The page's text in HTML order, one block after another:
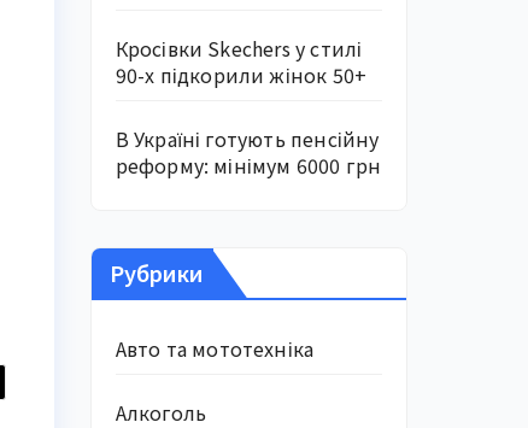
Кросівки Skechers у стилі
90-х підкорили жінок 50+
В Україні готують пенсійну
реформу: мінімум 6000 грн
Рубрики
Авто та мототехніка
Алкоголь